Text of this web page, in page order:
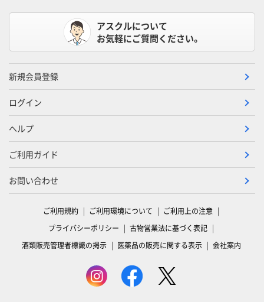
アスクルについて
お気軽にご質問ください。
新規会員登録
ログイン
ヘルプ
ご利用ガイド
お問い合わせ
ご利用規約 ご利用環境について
ご利用上の注意
プライバシーポリシー
古物営業法に基づく表記
酒類販売管理者標識の掲示
医薬品の販売に関する表示 会社案内